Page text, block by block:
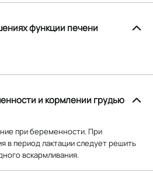
функции печени
и кормлении грудью
при беременности. При
в период лактации следует решить
вскармливания.